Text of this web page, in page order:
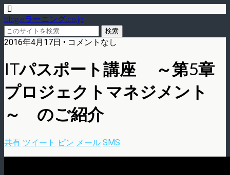
blog.eラーニング.co.jp
2016年4月17日 • コメントなし
ITパスポート講座 ～第5章
プロジェクトマネジメント
～ のご紹介
共有 ツイート ピン メール SMS